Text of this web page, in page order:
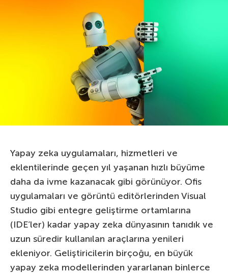
Yapay zeka uygulamaları, hizmetleri ve
eklentilerinde geçen yıl yaşanan hızlı büyüme
daha da ivme kazanacak gibi görünüyor. Ofis
uygulamaları ve görüntü editörlerinden Visual
Studio gibi entegre geliştirme ortamlarına
(IDE’ler) kadar yapay zeka dünyasının tanıdık ve
uzun süredir kullanılan araçlarına yenileri
ekleniyor. Geliştiricilerin birçoğu, en büyük
yapay zeka modellerinden yararlanan binlerce